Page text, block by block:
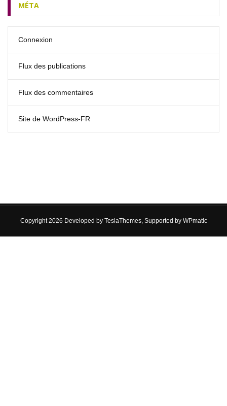
MÉTA
Connexion
Flux des publications
Flux des commentaires
Site de WordPress-FR
Copyright 2026 Developed by TeslaThemes, Supported by WPmatic